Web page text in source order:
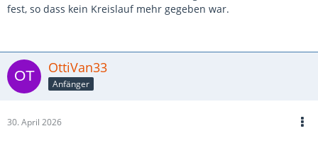
fest, so dass kein Kreislauf mehr gegeben war.
OttiVan33
Anfänger
30. April 2026